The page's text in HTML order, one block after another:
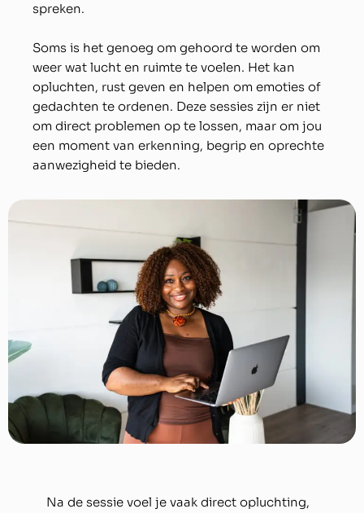
spreken.
Soms is het genoeg om gehoord te worden om
weer wat lucht en ruimte te voelen. Het kan
opluchten, rust geven en helpen om emoties of
gedachten te ordenen. Deze sessies zijn er niet
om direct problemen op te lossen, maar om jou
een moment van erkenning, begrip en oprechte
aanwezigheid te bieden.
Na de sessie voel je vaak direct opluchting,